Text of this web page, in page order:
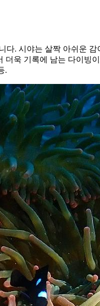
. 시야는 살짝 아쉬운
욱 기록에 남는 다이빙
.